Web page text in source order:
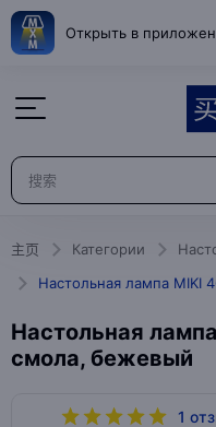
Открыть в
主页 Категории
Настольная лампа MIKI
Настольная
смола, бежевый
1